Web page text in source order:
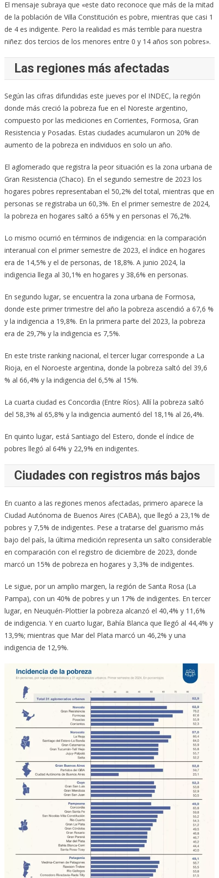
El mensaje subraya que «este dato reconoce que más de la mitad
de la población de Villa Constitución es pobre, mientras que casi 1
de 4 es indigente. Pero la realidad es más terrible para nuestra
niñez: dos tercios de los menores entre 0 y 14 años son pobres».
Las regiones más afectadas
Según las cifras difundidas este jueves por el INDEC, la región
donde más creció la pobreza fue en el Noreste argentino,
compuesto por las mediciones en Corrientes, Formosa, Gran
Resistencia y Posadas. Estas ciudades acumularon un 20% de
aumento de la pobreza en individuos en solo un año.
El aglomerado que registra la peor situación es la zona urbana de
Gran Resistencia (Chaco). En el segundo semestre de 2023 los
hogares pobres representaban el 50,2% del total, mientras que en
personas se registraba un 60,3%. En el primer semestre de 2024,
la pobreza en hogares saltó a 65% y en personas el 76,2%.
Lo mismo ocurrió en términos de indigencia: en la comparación
interanual con el primer semestre de 2023, el índice en hogares
era de 14,5% y el de personas, de 18,8%. A junio 2024, la
indigencia llega al 30,1% en hogares y 38,6% en personas.
En segundo lugar, se encuentra la zona urbana de Formosa,
donde este primer trimestre del año la pobreza ascendió a 67,6 %
y la indigencia a 19,8%. En la primera parte del 2023, la pobreza
era de 29,7% y la indigencia es 7,5%.
En este triste ranking nacional, el tercer lugar corresponde a La
Rioja, en el Noroeste argentina, donde la pobreza saltó del 39,6
% al 66,4% y la indigencia del 6,5% al 15%.
La cuarta ciudad es Concordia (Entre Ríos). Allí la pobreza saltó
del 58,3% al 65,8% y la indigencia aumentó del 18,1% al 26,4%.
En quinto lugar, está Santiago del Estero, donde el índice de
pobres llegó al 64% y 22,9% en indigentes.
Ciudades con registros más bajos
En cuanto a las regiones menos afectadas, primero aparece la
Ciudad Autónoma de Buenos Aires (CABA), que llegó a 23,1% de
pobres y 7,5% de indigentes. Pese a tratarse del guarismo más
bajo del país, la última medición representa un salto considerable
en comparación con el registro de diciembre de 2023, donde
marcó un 15% de pobreza en hogares y 3,3% de indigentes.
Le sigue, por un amplio margen, la región de Santa Rosa (La
Pampa), con un 40% de pobres y un 17% de indigentes. En tercer
lugar, en Neuquén-Plottier la pobreza alcanzó el 40,4% y 11,6%
de indigencia. Y en cuarto lugar, Bahía Blanca que llegó al 44,4% y
13,9%; mientras que Mar del Plata marcó un 46,2% y una
indigencia de 12,9%.